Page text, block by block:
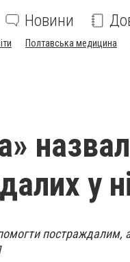
Новини
Полтавська медицина
у
постраждалим,